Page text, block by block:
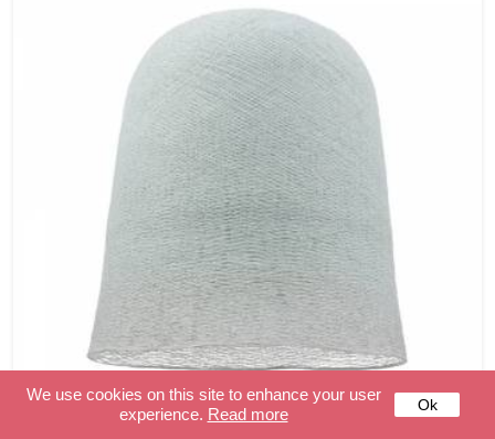
We use cookies on this site to enhance your user
experience. Read more Ok